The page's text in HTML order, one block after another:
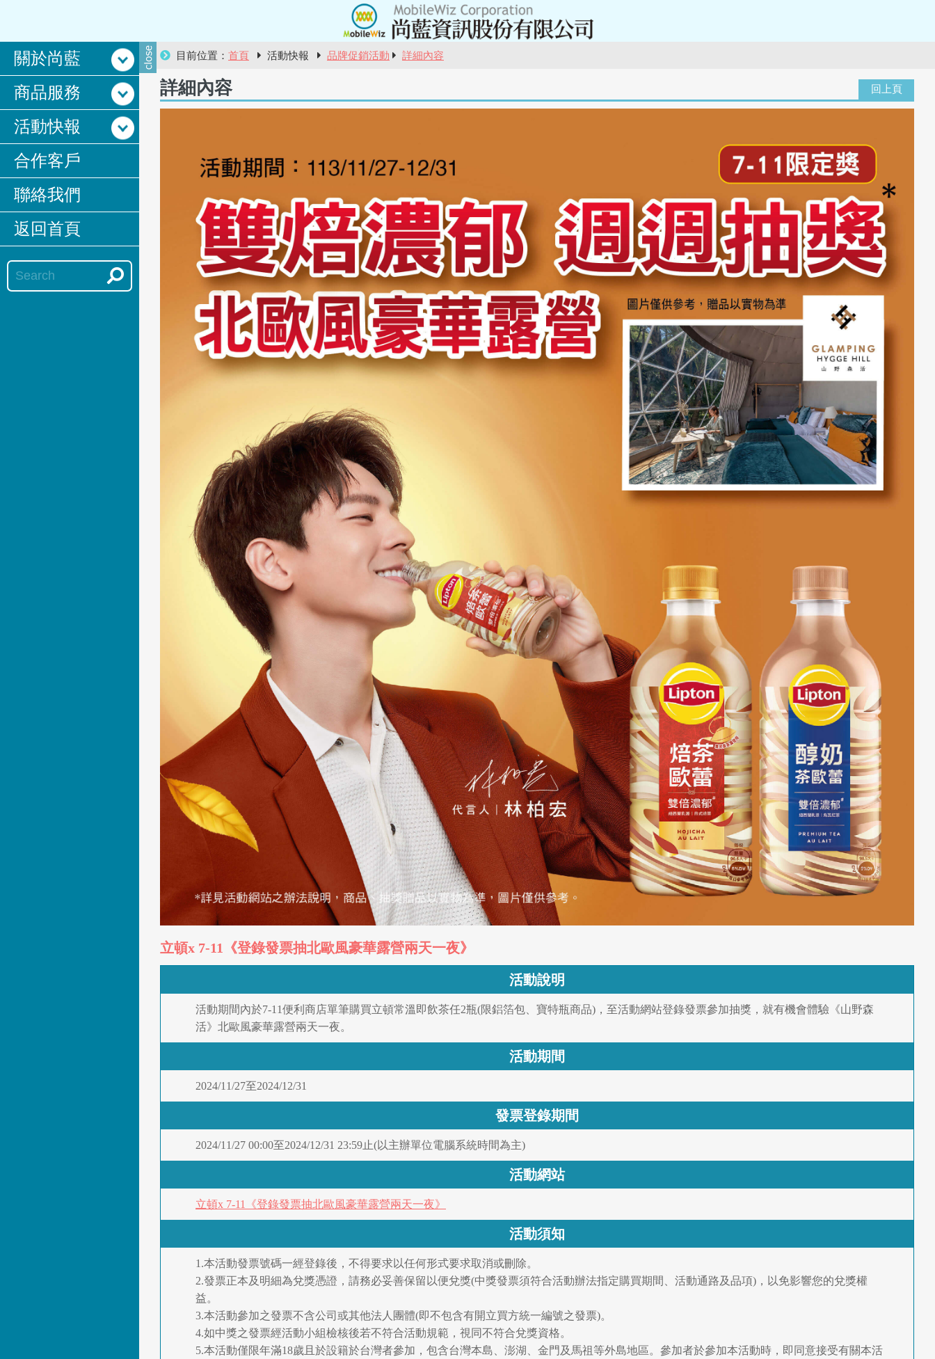
關於尚藍
商品服務
活動快報
合作客戶
聯絡我們
返回首頁
目前位置： 首頁 活動快報 品牌促銷活動 詳細內容
詳細內容
立頓x 7-11《登錄發票抽北歐風豪華露營兩天一夜》
活動說明
活動期間內於7-11便利商店單筆購買立頓常溫即飲茶任2瓶(限鋁箔包、寶特瓶商品)，至活動網站登錄發票參加抽獎，就有機會體驗《山野森
活》北歐風豪華露營兩天一夜。
活動期間
2024/11/27至2024/12/31
發票登錄期間
2024/11/27 00:00至2024/12/31 23:59止(以主辦單位電腦系統時間為主)
活動網站
立頓x 7-11《登錄發票抽北歐風豪華露營兩天一夜》
活動須知
1.本活動發票號碼一經登錄後，不得要求以任何形式要求取消或刪除。
2.發票正本及明細為兌獎憑證，請務必妥善保留以便兌獎(中獎發票須符合活動辦法指定購買期間、活動通路及品項)，以免影響您的兌獎權
益。
3.本活動參加之發票不含公司或其他法人團體(即不包含有開立買方統一編號之發票)。
4.如中獎之發票經活動小組檢核後若不符合活動規範，視同不符合兌獎資格。
5.本活動僅限年滿18歲且於設籍於台灣者參加，包含台灣本島、澎湖、金門及馬祖等外島地區。參加者於參加本活動時，即同意接受有關本活